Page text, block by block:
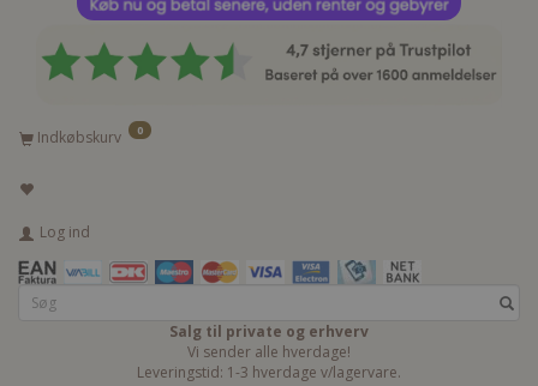
Indkøbskurv 0
Log ind
Salg til private og erhverv
Vi sender alle hverdage!
Leveringstid: 1-3 hverdage v/lagervare.